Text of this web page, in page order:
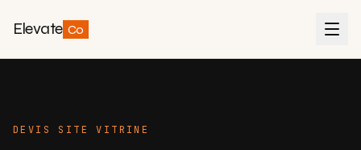
Elevate Co
DEVIS SITE VITRINE